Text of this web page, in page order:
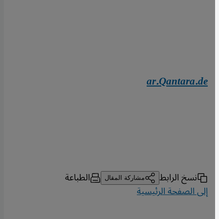
ar.Qantara.de
نسخ الرابط مشاركة المقال الطباعة
إلى الصفحة الرئيسية